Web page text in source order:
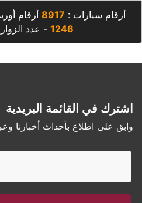
أرقام سيارات : 8917 أرقام
1246 - عدد
اشترك في القائمة البريدية
وابق على اطلاع بأحداث أخبارنا